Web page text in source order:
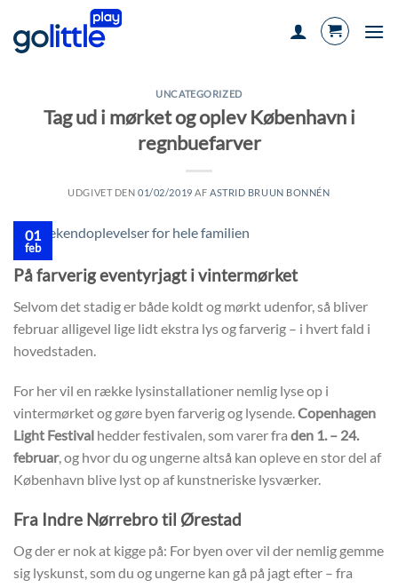
indhold
UNCATEGORIZED
Tag ud i mørket og oplev København i
regnbuefarver
UDGIVET DEN01/02/2019 AF ASTRID BRUUN BONNÉN
01
feb
På farverig eventyrjagt i vintermørket
Selvom det stadig er både koldt og mørkt udenfor, så bliver
februar alligevel lige lidt ekstra lys og farverig – i hvert fald i
hovedstaden.
For her vil en række lysinstallationer nemlig lyse op i
vintermørket og gøre byen farverig og lysende.Copenhagen
Light Festival hedder festivalen, som varer fra den 1. – 24.
februar, og hvor du og ungerne altså kan opleve en stor del af
København blive lyst op af kunstneriske lysværker.
Fra Indre Nørrebro til Ørestad
Og der er nok at kigge på: For byen over vil der nemlig gemme
sig lyskunst, som du og ungerne kan gå på jagt efter – fra